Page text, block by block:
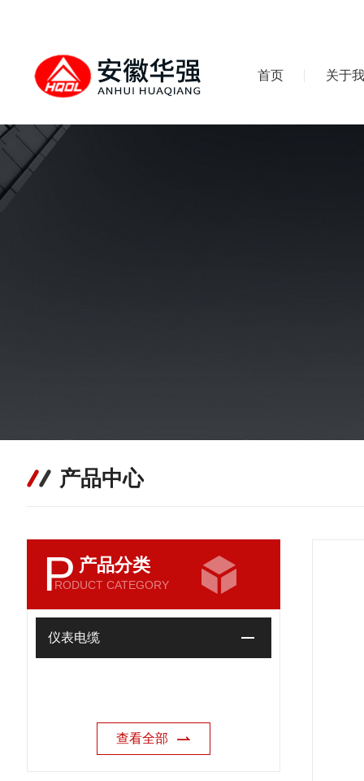
首页 关于
产品中心
P 产品分类
RODUCT CATEGORY
仪表电缆
查看全部